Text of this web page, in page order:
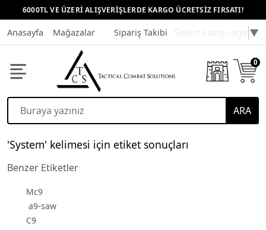
6000TL VE ÜZERİ ALIŞVERİŞLERDE KARGO ÜCRETSİZ FIRSATI!
Anasayfa Mağazalar Sipariş Takibi Müşteri Hizmetleri
▼
ARA
0
'System' kelimesi için etiket sonuçları
Benzer Etiketler
Mc9
a9-saw
C9